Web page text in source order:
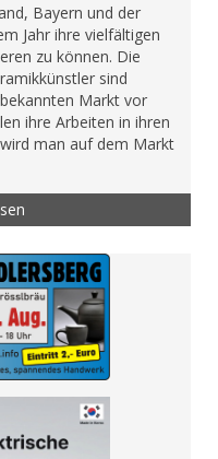
Bayern und der
Jahr ihre vielfältigen
zu können. Die
sind
Markt vor
ihre Arbeiten in ihren
man auf dem Markt